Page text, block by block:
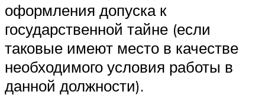
оформления допуска к
государственной тайне (если
таковые имеют место в качестве
необходимого условия работы в
данной должности).